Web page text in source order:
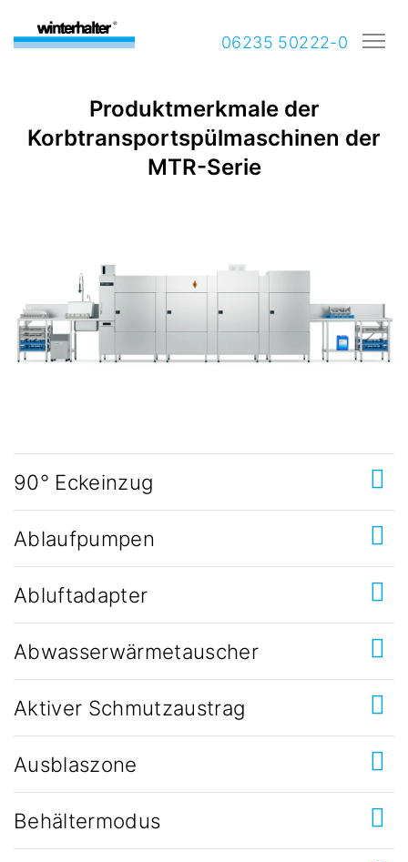
06235 50222-0
Produktmerkmale der
Korbtransportspülmaschinen der
MTR-Serie
90° Eckeinzug
Ablaufpumpen
Abluftadapter
Abwasserwärmetauscher
Aktiver Schmutzaustrag
Ausblaszone
Behältermodus